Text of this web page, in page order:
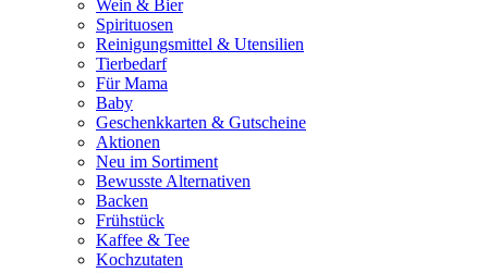
Wein & Bier
Spirituosen
Reinigungsmittel & Utensilien
Tierbedarf
Für Mama
Baby
Geschenkkarten & Gutscheine
Aktionen
Neu im Sortiment
Bewusste Alternativen
Backen
Frühstück
Kaffee & Tee
Kochzutaten